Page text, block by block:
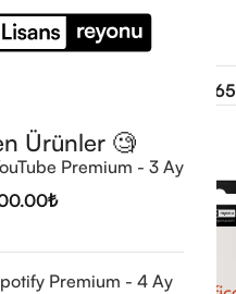
Ürünler 🧐
Premium - 3 Ay
₺
Premium - 4 Ay
Office 365